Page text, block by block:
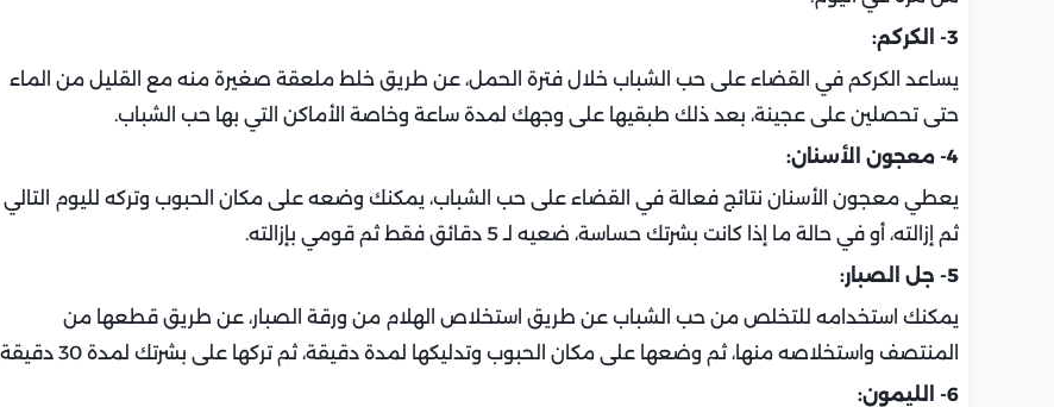
3- الكركم:
يساعد الكركم في القضاء على حب الشباب خلال فترة الحمل، عن طريق خلط ملعقة صغيرة منه مع القليل من الماء
حتى تحصلين على عجينة، بعد ذلك طبقيها على وجهك لمدة ساعة وخاصة الأماكن التي بها حب الشباب.
4- معجون الأسنان:
يعطي معجون الأسنان نتائج فعالة في القضاء على حب الشباب، يمكنك وضعه على مكان الحبوب وتركه لليوم التالي
ثم إزالته، أو في حالة ما إذا كانت بشرتك حساسة، ضعيه لـ 5 دقائق فقط ثم قومي بإزالته.
5- جل الصبار:
يمكنك استخدامه للتخلص من حب الشباب عن طريق استخلاص الهلام من ورقة الصبار، عن طريق قطعها من
المنتصف واستخلاصه منها، ثم وضعها على مكان الحبوب وتدليكها لمدة دقيقة، ثم تركها على بشرتك لمدة 30 دقيقة.
6- الليمون: